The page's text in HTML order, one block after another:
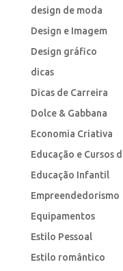
design de moda
Design e Imagem
Design gráfico
dicas
Dicas de Carreira
Dolce & Gabbana
Economia Criativa
Educação e Cursos
Educação Infantil
Empreendedorismo
Equipamentos
Estilo Pessoal
Estilo romântico